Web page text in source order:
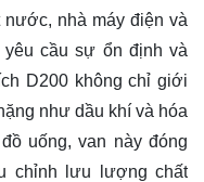
nước, nhà máy điện và
cầu sự ổn định và
D200 không chỉ giới
như dầu khí và hóa
uống, van này đóng
chỉnh lưu lượng chất